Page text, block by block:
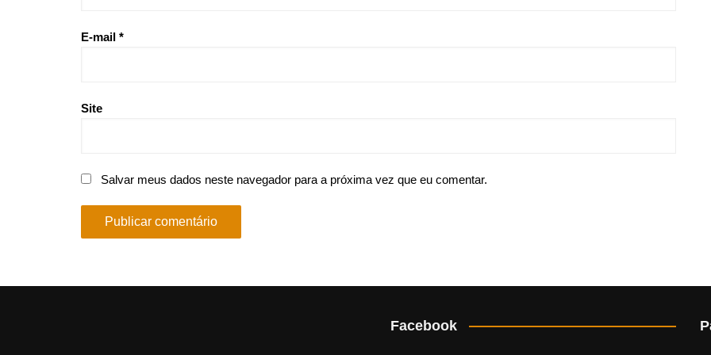
E-mail *
Site
Salvar meus dados neste navegador para a próxima vez que eu comentar.
Facebook